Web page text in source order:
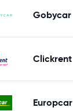
Gobycar
Clickrent
Europcar